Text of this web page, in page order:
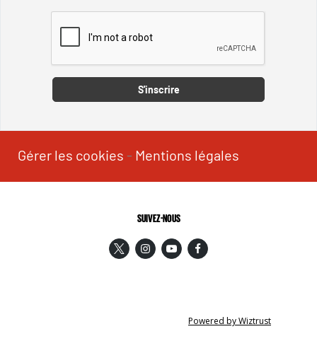
S'inscrire
Gérer les cookies - Mentions légales
SUIVEZ-NOUS
Powered by Wiztrust